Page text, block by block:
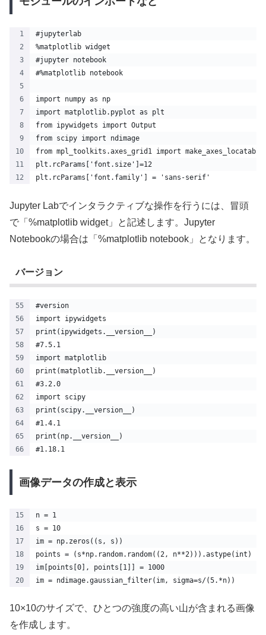
#jupyterlab
%matplotlib widget
#jupyter notebook
#%matplotlib notebook
import numpy as np
import matplotlib.pyplot as plt
from ipywidgets import Output
from scipy import ndimage
from mpl_toolkits.axes_grid1 import make_axes_locatable
plt.rcParams['font.size']=12
plt.rcParams['font.family'] = 'sans-serif'
Jupyter Labでインタラクティブな操作を行うには、冒頭
で「%matplotlib widget」と記述します。Jupyter
Notebookの場合は「%matplotlib notebook」となります。
バージョン
#version
import ipywidgets
print(ipywidgets.__version__)
#7.5.1
import matplotlib
print(matplotlib.__version__)
#3.2.0
import scipy
print(scipy.__version__)
#1.4.1
print(np.__version__)
#1.18.1
画像データの作成と表示
n = 1
s = 10
im = np.zeros((s, s))
points = (s*np.random.random((2, n**2))).astype(int)
im[points[0], points[1]] = 1000
im = ndimage.gaussian_filter(im, sigma=s/(5.*n))
10×10のサイズで、ひとつの強度の高い山が含まれる画像
を作成します。